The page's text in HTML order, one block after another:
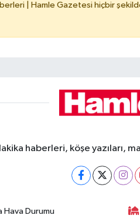
| Hamle Gazetesi hiçbir
haberleri, köşe yazıları,
Hava Durumu